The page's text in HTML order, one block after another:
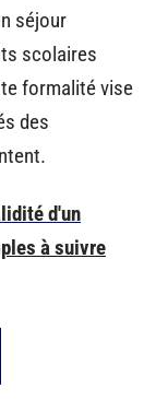
séjour
scolaires
formalité vise
des
d'un
à suivre